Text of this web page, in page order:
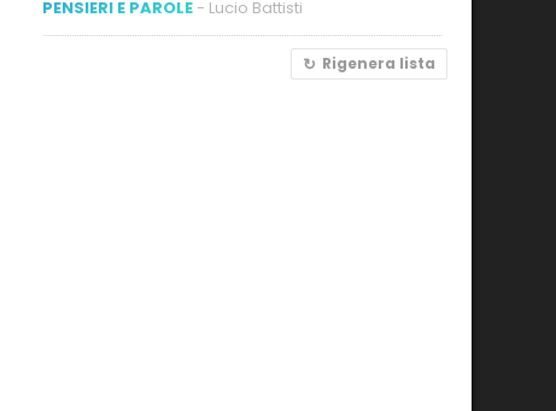
PENSIERI E PAROLE - Lucio Battisti
Rigenera lista